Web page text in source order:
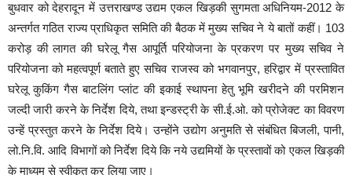
बुधवार को देहरादून में उत्तराखण्ड उद्यम एकल खिड़की सुगमता अधिनियम-2012 के
अन्तर्गत गठित राज्य प्राधिकृत समिति की बैठक में मुख्य सचिव ने ये बातों कहीं। 103
करोड़ की लागत की घरेलू गैस आपूर्ति परियोजना के प्रकरण पर मुख्य सचिव ने
परियोजना को महत्वपूर्ण बताते हुए सचिव राजस्व को भगवानपुर, हरिद्वार में प्रस्तावित
घरेलू कुकिंग गैस बाटलिंग प्लांट की इकाई स्थापना हेतु भूमि खरीदने की परमिशन
जल्दी जारी करने के निर्देश दिये, तथा इन्डस्ट्री के सी.ई.ओ. को प्रोजेक्ट का विवरण
उन्हें प्रस्तुत करने के निर्देश दिये। उन्होंने उद्योग अनुमति से संबंधित बिजली, पानी,
लो.नि.वि. आदि विभागों को निर्देश दिये कि नये उद्यमियों के प्रस्तावों को एकल खिड़की
के माध्यम से स्वीकृत कर लिया जाए।